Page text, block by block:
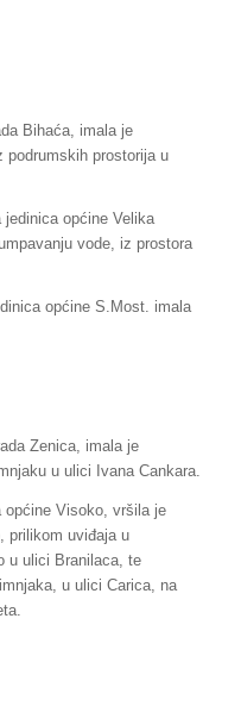
Bihaća, imala je
podrumskih prostorija u
jedinica općine Velika
vode, iz prostora
općine S.Most. imala
Zenica, imala je
u ulici Ivana Cankara.
općine Visoko, vršila je
prilikom uviđaja u
u ulici Branilaca, te
u ulici Carica, na